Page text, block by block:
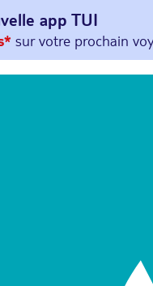
app TUI
sur votreprochain